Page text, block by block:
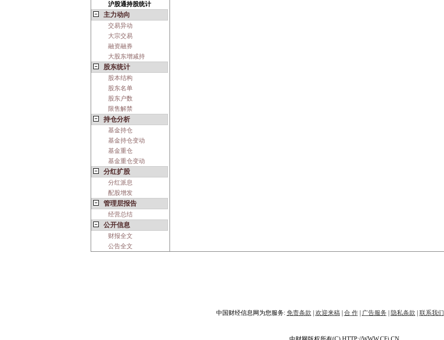
沪股通持股统计
主力动向
交易异动
大宗交易
融资融券
大股东增减持
股东统计
股本结构
股东名单
股东户数
限售解禁
持仓分析
基金持仓
基金持仓变动
基金重仓
基金重仓变动
分红扩股
分红派息
配股增发
管理层报告
经营总结
公开信息
财报全文
公告全文
中国财经信息网为您服务: 免责条款 欢迎来稿| 合 作| 广告服务 隐私条款 联系我们